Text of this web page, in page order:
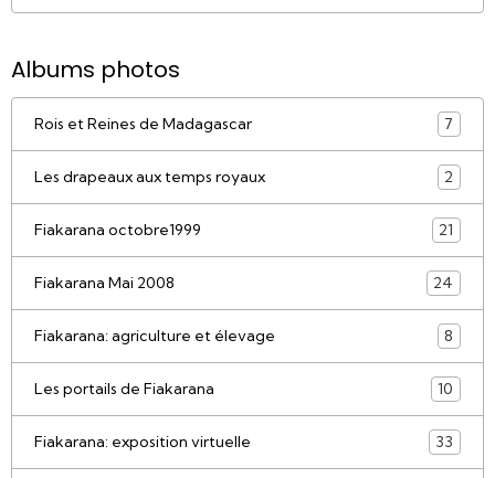
Albums photos
Rois et Reines de Madagascar 7
Les drapeaux aux temps royaux 2
Fiakarana octobre1999 21
Fiakarana Mai 2008 24
Fiakarana: agriculture et élevage 8
Les portails de Fiakarana 10
Fiakarana: exposition virtuelle 33